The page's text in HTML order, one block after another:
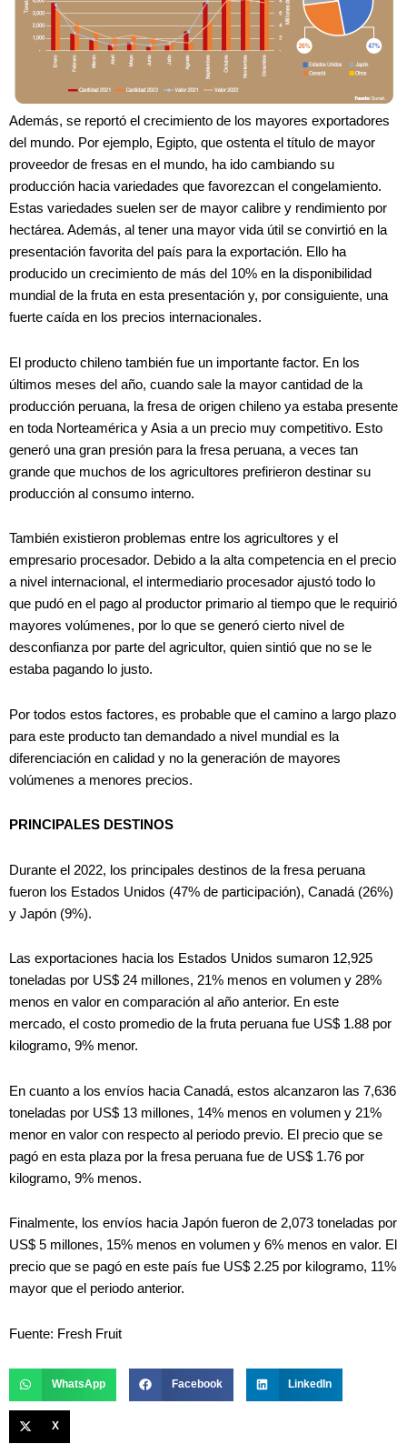
Además, se reportó el crecimiento de los mayores exportadores
del mundo. Por ejemplo, Egipto, que ostenta el título de mayor
proveedor de fresas en el mundo, ha ido cambiando su
producción hacia variedades que favorezcan el congelamiento.
Estas variedades suelen ser de mayor calibre y rendimiento por
hectárea. Además, al tener una mayor vida útil se convirtió en la
presentación favorita del país para la exportación. Ello ha
producido un crecimiento de más del 10% en la disponibilidad
mundial de la fruta en esta presentación y, por consiguiente, una
fuerte caída en los precios internacionales.
El producto chileno también fue un importante factor. En los
últimos meses del año, cuando sale la mayor cantidad de la
producción peruana, la fresa de origen chileno ya estaba presente
en toda Norteamérica y Asia a un precio muy competitivo. Esto
generó una gran presión para la fresa peruana, a veces tan
grande que muchos de los agricultores prefirieron destinar su
producción al consumo interno.
También existieron problemas entre los agricultores y el
empresario procesador. Debido a la alta competencia en el precio
a nivel internacional, el intermediario procesador ajustó todo lo
que pudó en el pago al productor primario al tiempo que le requirió
mayores volúmenes, por lo que se generó cierto nivel de
desconfianza por parte del agricultor, quien sintió que no se le
estaba pagando lo justo.
Por todos estos factores, es probable que el camino a largo plazo
para este producto tan demandado a nivel mundial es la
diferenciación en calidad y no la generación de mayores
volúmenes a menores precios.
PRINCIPALES DESTINOS
Durante el 2022, los principales destinos de la fresa peruana
fueron los Estados Unidos (47% de participación), Canadá (26%)
y Japón (9%).
Las exportaciones hacia los Estados Unidos sumaron 12,925
toneladas por US$ 24 millones, 21% menos en volumen y 28%
menos en valor en comparación al año anterior. En este
mercado, el costo promedio de la fruta peruana fue US$ 1.88 por
kilogramo, 9% menor.
En cuanto a los envíos hacia Canadá, estos alcanzaron las 7,636
toneladas por US$ 13 millones, 14% menos en volumen y 21%
menor en valor con respecto al periodo previo. El precio que se
pagó en esta plaza por la fresa peruana fue de US$ 1.76 por
kilogramo, 9% menos.
Finalmente, los envíos hacia Japón fueron de 2,073 toneladas por
US$ 5 millones, 15% menos en volumen y 6% menos en valor. El
precio que se pagó en este país fue US$ 2.25 por kilogramo, 11%
mayor que el periodo anterior.
Fuente: Fresh Fruit
WhatsApp Facebook LinkedIn
X